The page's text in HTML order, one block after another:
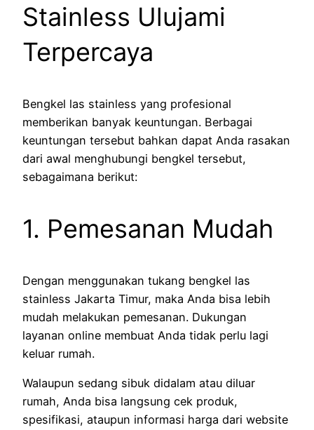
Stainless Ulujami
Terpercaya
Bengkel las stainless yang profesional
memberikan banyak keuntungan. Berbagai
keuntungan tersebut bahkan dapat Anda rasakan
dari awal menghubungi bengkel tersebut,
sebagaimana berikut:
1. Pemesanan Mudah
Dengan menggunakan tukang bengkel las
stainless Jakarta Timur, maka Anda bisa lebih
mudah melakukan pemesanan. Dukungan
layanan online membuat Anda tidak perlu lagi
keluar rumah.
Walaupun sedang sibuk didalam atau diluar
rumah, Anda bisa langsung cek produk,
spesifikasi, ataupun informasi harga dari website